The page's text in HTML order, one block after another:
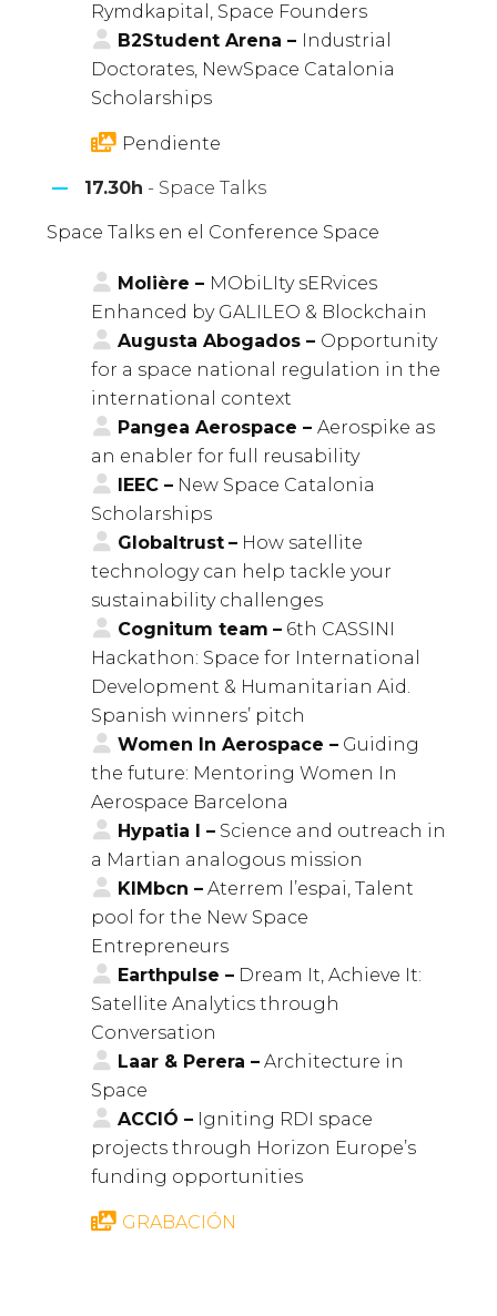
Rymdkapital, Space Founders
B2Student Arena – Industrial
Doctorates, NewSpace Catalonia
Scholarships
Pendiente
17.30h - Space Talks
Space Talks en el Conference Space
Molière – MObiLIty sERvices
Enhanced by GALILEO & Blockchain
Augusta Abogados – Opportunity
for a space national regulation in the
international context
Pangea Aerospace –Aerospike as
an enabler for full reusability
IEEC – New Space Catalonia
Scholarships
Globaltrust – How satellite
technology can help tackle your
sustainability challenges
Cognitum team – 6th CASSINI
Hackathon: Space for International
Development & Humanitarian Aid.
Spanish winners’ pitch
Women In Aerospace – Guiding
the future: Mentoring Women In
Aerospace Barcelona
Hypatia I – Science and outreach in
a Martian analogous mission
KIMbcn – Aterrem l’espai, Talent
pool for the New Space
Entrepreneurs
Earthpulse – Dream It, Achieve It:
Satellite Analytics through
Conversation
Laar & Perera – Architecture in
Space
ACCIÓ – Igniting RDI space
projects through Horizon Europe’s
funding opportunities
GRABACIÓN